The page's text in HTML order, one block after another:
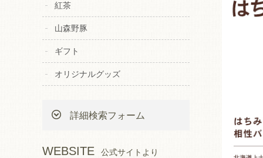
紅茶
山森野豚
ギフト
オリジナルグッズ
詳細検索フォーム
WEBSITE 公式サイトより